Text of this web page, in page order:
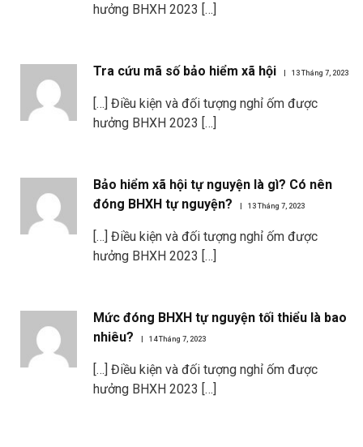
hưởng BHXH 2023 […]
Tra cứu mã số bảo hiểm xã hội 13 Tháng 7, 2023
[…] Điều kiện và đối tượng nghỉ ốm được
hưởng BHXH 2023 […]
Bảo hiểm xã hội tự nguyện là gì? Có nên
đóng BHXH tự nguyện?
13 Tháng 7, 2023
[…] Điều kiện và đối tượng nghỉ ốm được
hưởng BHXH 2023 […]
Mức đóng BHXH tự nguyện tối thiểu là bao
nhiêu?
14 Tháng 7, 2023
[…] Điều kiện và đối tượng nghỉ ốm được
hưởng BHXH 2023 […]